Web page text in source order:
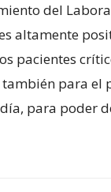
del
altamente
pacientes
para el
para poder